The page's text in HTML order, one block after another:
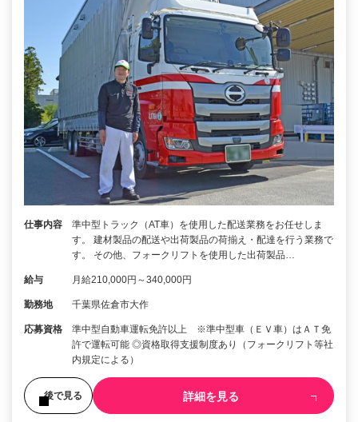
仕事内容
準中型トラック（AT車）を使用した配送業務をお任せしま
す。 建材製品の配送や出荷製品の荷揃え・配達を行う業務で
す。 その他、フォークリフトを使用した出荷製品…
給与 月給210,000円～340,000円
勤務地 千葉県佐倉市大作
応募資格
準中型自動車運転免許以上 ※準中型車（ＥＶ車）はＡＴ免
許で運転可能 ◎資格取得支援制度あり（フォークリフト等社
内規定による）
後で見る 詳細を見る